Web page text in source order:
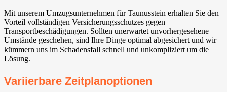
Mit unserem Umzugsunternehmen für Taunusstein erhalten Sie den
Vorteil vollständigen Versicherungsschutzes gegen
Transportbeschädigungen. Sollten unerwartet unvorhergesehene
Umstände geschehen, sind Ihre Dinge optimal abgesichert und wir
kümmern uns im Schadensfall schnell und unkompliziert um die
Lösung.
Variierbare Zeitplanoptionen